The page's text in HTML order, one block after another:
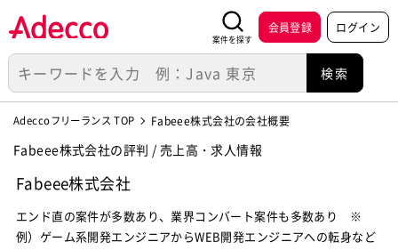
案件を探す
会員登録 ログイン
Adeccoフリーランス TOP Fabeee株式会社の会社概要
Fabeee株式会社の評判 / 売上高・求人情報
Fabeee株式会社
エンド直の案件が多数あり、業界コンバート案件も多数あり ※
例）ゲーム系開発エンジニアからWEB開発エンジニアへの転身など